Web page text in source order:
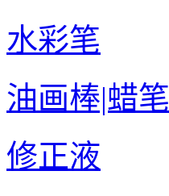
水彩笔
油画棒|蜡笔
修正液